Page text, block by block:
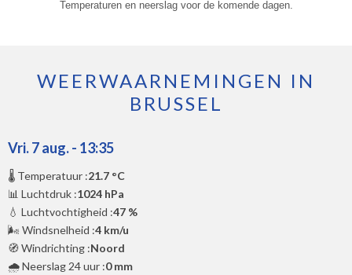
Temperaturen en neerslag voor de komende dagen.
WEERWAARNEMINGEN IN
BRUSSEL
Vri. 7 aug. - 13:35
🌡️ Temperatuur :21.7 °C
📊 Luchtdruk :1024 hPa
💧 Luchtvochtigheid :47 %
🌬️ Windsnelheid :4 km/u
🧭 Windrichting :Noord
🌧️ Neerslag 24 uur :0 mm